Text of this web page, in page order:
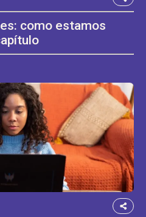
como estamos